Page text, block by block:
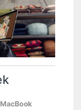
MacBook